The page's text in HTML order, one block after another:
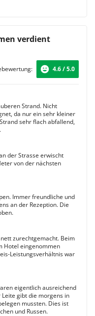
verdient
4.6 / 5.0
Strand. Nicht
da nur ein sehr kleiner
sehr flach abfallend,
der Strasse erwischt
von der nächsten
Immer freundliche und
an der Rezeption. Die
zurechtgemacht. Beim
Hotel eingenommen
Leistungsverhältnis war
eigentlich ausreichend
gibt die morgens in
mussten. Dies ist
und Russen.